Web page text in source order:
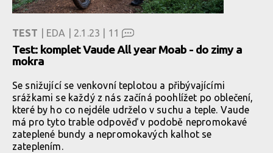
TEST | EDA | 2.1.23 | 11
Test: komplet Vaude All year Moab - do zimy a
mokra
Se snižující se venkovní teplotou a přibývajícími
srážkami se každý z nás začíná poohlížet po oblečení,
které by ho co nejdéle udrželo v suchu a teple. Vaude
má pro tyto trable odpověď v podobě nepromokavé
zateplené bundy a nepromokavých kalhot se
zateplením.